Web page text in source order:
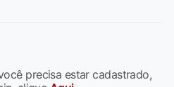
precisa estar cadastrado,